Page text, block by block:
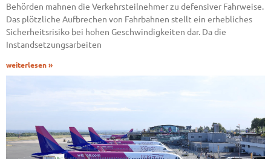
Behörden mahnen die Verkehrsteilnehmer zu defensiver Fahrweise.
Das plötzliche Aufbrechen von Fahrbahnen stellt ein erhebliches
Sicherheitsrisiko bei hohen Geschwindigkeiten dar. Da die
Instandsetzungsarbeiten
weiterlesen »